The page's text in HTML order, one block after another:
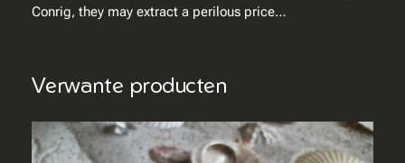
Conrig, they may extract a perilous price…
Verwante producten